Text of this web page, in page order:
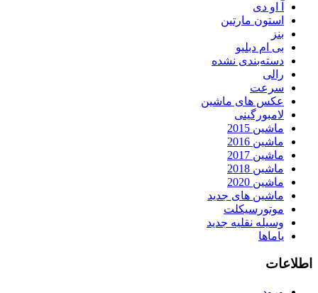
آ او دی
استون مارتین
بنز
بی ام دبلیو
دسته‌بندی نشده
رالی
سرعت
عکس های ماشین
لامبورگینی
ماشین 2015
ماشین 2016
ماشین 2017
ماشین 2018
ماشین 2020
ماشین های جدید
موتورسیکلت
وسیله نقلیه جدید
یاماها
اطلاعات